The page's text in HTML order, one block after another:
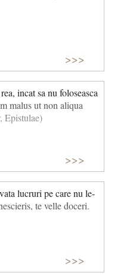
>>>
incat sa nu foloseasca
malus ut non aliqua
Epistulae)
>>>
lucruri pe care nu le-
te velle doceri.
>>>